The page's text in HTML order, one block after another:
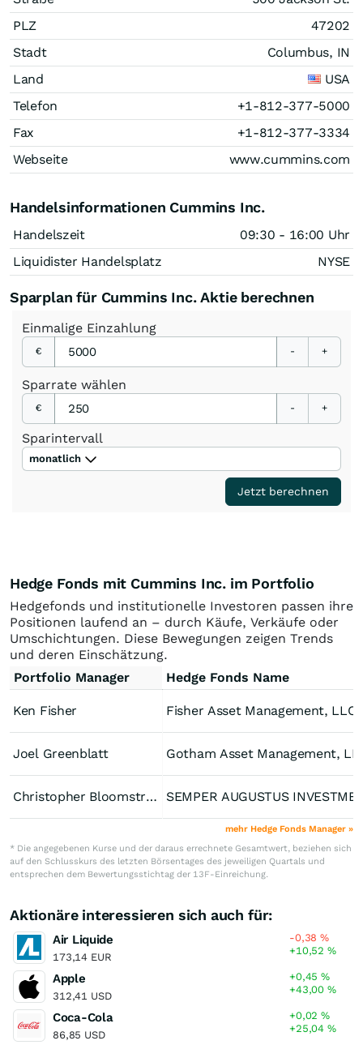
PLZ
47202
Stadt
Columbus, IN
Land
USA
Telefon
+1-812-377-5000
Fax
+1-812-377-3334
Webseite
www.cummins.com
Handelsinformationen Cummins Inc.
Handelszeit
09:30 - 16:00 Uhr
Liquidister Handelsplatz
NYSE
Sparplan für Cummins Inc. Aktie berechnen
Einmalige Einzahlung
€ - +
Sparrate wählen
€ - +
Sparintervall
monatlich
Jetzt berechnen
Hedge Fonds mit Cummins Inc. im Portfolio
Hedgefonds und institutionelle Investoren passen ihre
Positionen laufend an – durch Käufe, Verkäufe oder
Umschichtungen. Diese Bewegungen zeigen Trends
und deren Einschätzung.
Portfolio Manager
Hedge Fonds Name
Ken Fisher Fisher Asset Management, LLC
Joel Greenblatt Gotham Asset Management,
Christopher Bloomstran
mehr Hedge Fonds Manager »
* Die angegebenen Kurse und der daraus errechnete Gesamtwert, beziehen sich
auf den Schlusskurs des letzten Börsentages des jeweiligen Quartals und
entsprechen dem Bewertungsstichtag der 13F-Einreichung.
Aktionäre interessieren sich auch für:
Air Liquide
173,14 EUR
-0,38%
+10,52%
Apple
312,41 USD
+0,45%
+43,00%
Coca-Cola
86,85 USD
+0,02%
+25,04%